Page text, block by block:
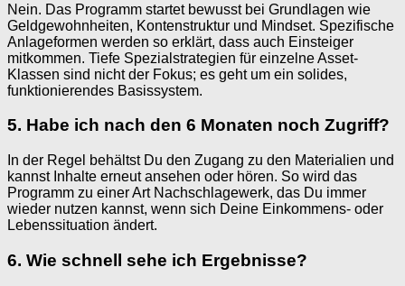
Nein. Das Programm startet bewusst bei Grundlagen wie
Geldgewohnheiten, Kontenstruktur und Mindset. Spezifische
Anlageformen werden so erklärt, dass auch Einsteiger
mitkommen. Tiefe Spezialstrategien für einzelne Asset-
Klassen sind nicht der Fokus; es geht um ein solides,
funktionierendes Basissystem.
5. Habe ich nach den 6 Monaten noch Zugriff?
In der Regel behältst Du den Zugang zu den Materialien und
kannst Inhalte erneut ansehen oder hören. So wird das
Programm zu einer Art Nachschlagewerk, das Du immer
wieder nutzen kannst, wenn sich Deine Einkommens- oder
Lebenssituation ändert.
6. Wie schnell sehe ich Ergebnisse?